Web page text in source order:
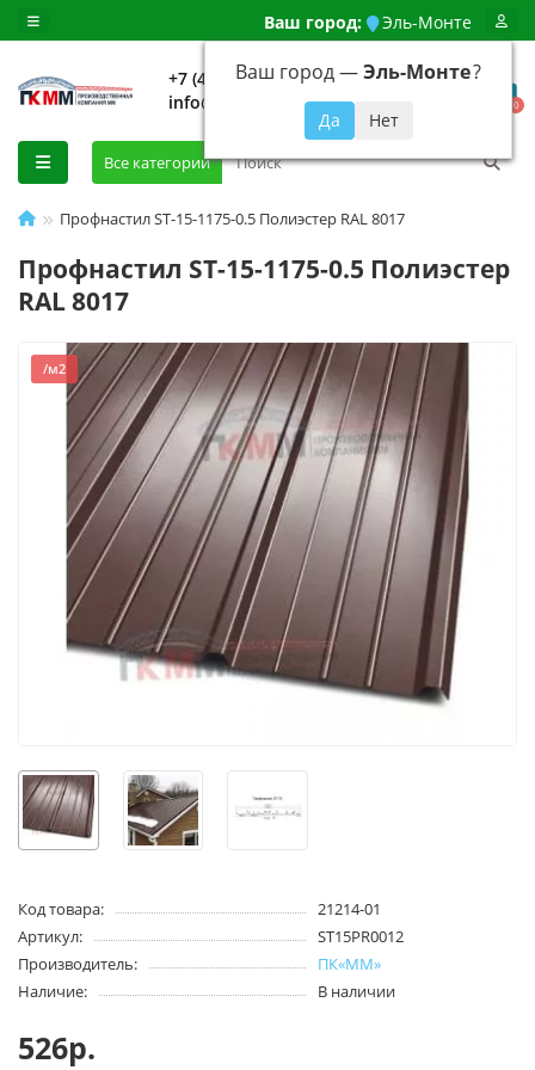
Ваш город: Эль-Монте
Ваш город —Эль-Монте?
+7 (499) 648-92-94
info@evroshtaketnikmoskva.ru
0
Все категории
Профнастил ST-15-1175-0.5 Полиэстер RAL 8017
Профнастил ST-15-1175-0.5 Полиэстер
RAL 8017
/м2
Код товара:
21214-01
Артикул:
ST15PR0012
Производитель:
ПК«ММ»
Наличие:
В наличии
526р.